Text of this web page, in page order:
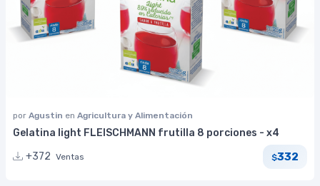
por Agustin en Agricultura y Alimentación
Gelatina light FLEISCHMANN frutilla 8 porciones - x4
+372 Ventas $332